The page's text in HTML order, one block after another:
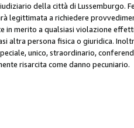
della città di Lussemburgo.
legittimata a richiedere
in merito a qualsiasi violazione
altra persona fisica o giuridica.
unico, straordinario,
risarcita come danno pecuniario.